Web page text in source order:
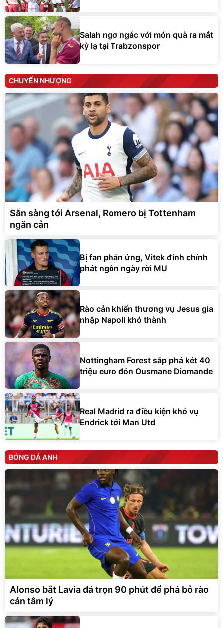
Salah ngơ ngác với món quà ra mắt
kỳ lạ tại Trabzonspor
CHUYỂN NHƯỢNG
Sẵn sàng tới Arsenal, Romero bị Tottenham
ngăn cản
Bị fan phản ứng, Vitek đính chính
phát ngôn ngày rời MU
Rào cản khiến thương vụ Jesus gia
nhập Napoli khó thành
Nottingham Forest sắp phá két 40
triệu euro đón Ousmane Diomande
Real Madrid ra điều kiện khó vụ
Endrick tới Man Utd
BÓNG ĐÁ ANH
Alonso bắt Lavia đá trọn 90 phút để phá bỏ rào
cản tâm lý